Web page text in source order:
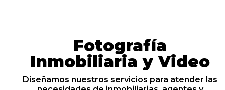
Fotografía
Inmobiliaria y Video
Diseñamos nuestros servicios para atender las